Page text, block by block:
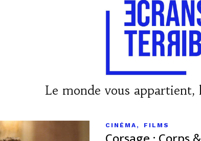
Le monde vous appartient,
CINÉMA , FILMS